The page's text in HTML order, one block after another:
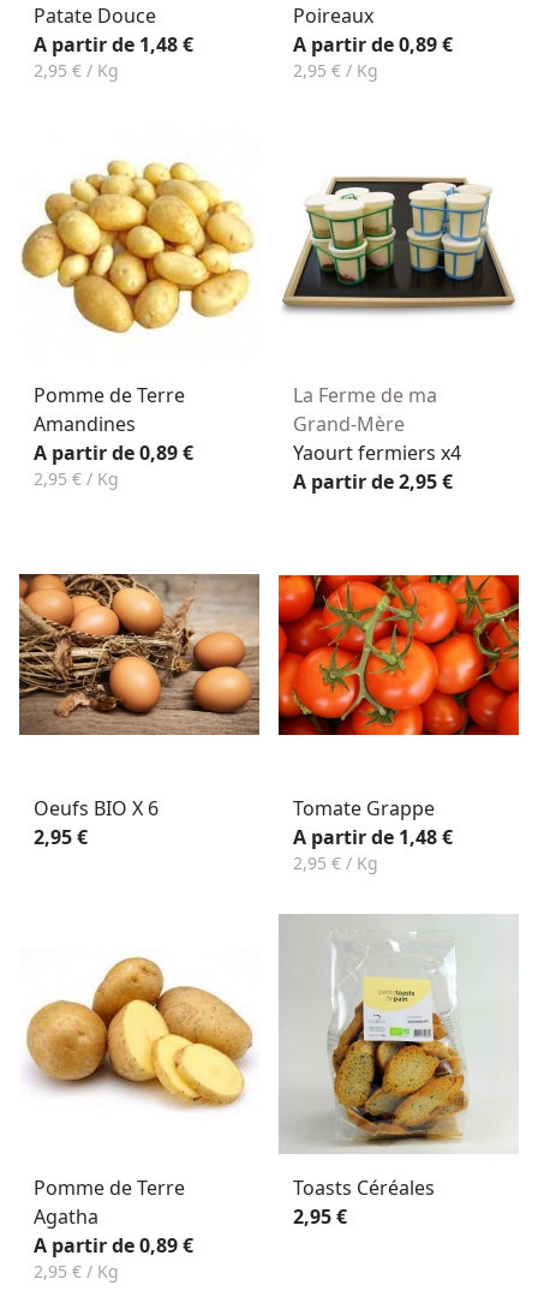
Patate Douce
A partir de 1,48 €
2,95 € / Kg
Poireaux
A partir de 0,89 €
2,95 € / Kg
Pomme de Terre
Amandines
A partir de 0,89 €
2,95 € / Kg
La Ferme de ma
Grand-Mère
Yaourt fermiers x4
A partir de 2,95 €
Oeufs BIO X 6
2,95 €
Tomate Grappe
A partir de 1,48 €
2,95 € / Kg
Pomme de Terre
Agatha
A partir de 0,89 €
2,95 € / Kg
Toasts Céréales
2,95 €